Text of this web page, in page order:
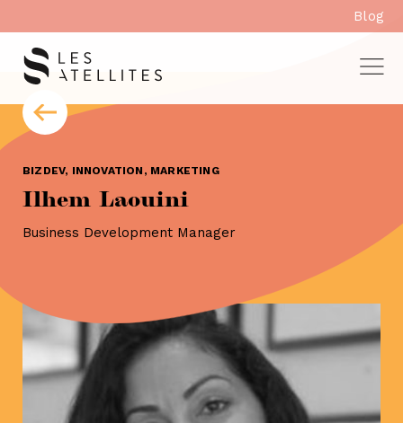
au
contenu
Blog
BIZDEV, INNOVATION, MARKETING
Ilhem Laouini
Business Development Manager